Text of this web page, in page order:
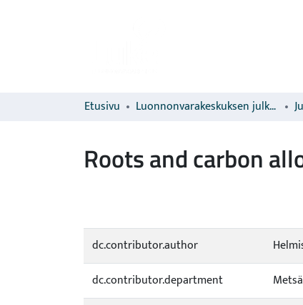
Etusivu Luonnonvarakeskuksen julkaisut
Roots and carbon
dc.contributor.author
dc.contributor.department